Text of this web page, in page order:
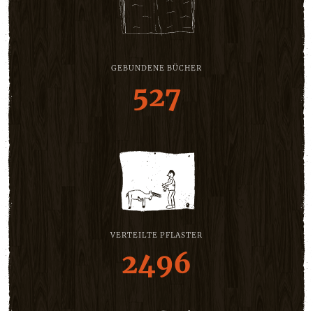
GEBUNDENE BÜCHER
527
VERTEILTE PFLASTER
2496